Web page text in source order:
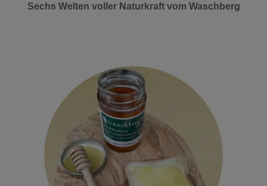
Sechs Welten voller Naturkraft vom Waschberg